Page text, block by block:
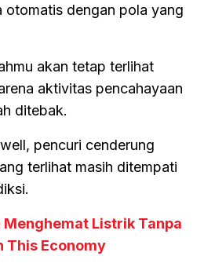
otomatis dengan pola yang
akan tetap terlihat
aktivitas pencahayaan
ditebak.
pencuri cenderung
terlihat masih ditempati
Menghemat Listrik Tanpa
This Economy